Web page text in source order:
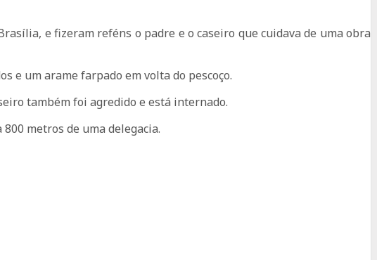
e fizeram reféns o padre e o caseiro que cuidava de uma obra
e um arame farpado em volta do pescoço.
também foi agredido e está internado.
metros de uma delegacia.